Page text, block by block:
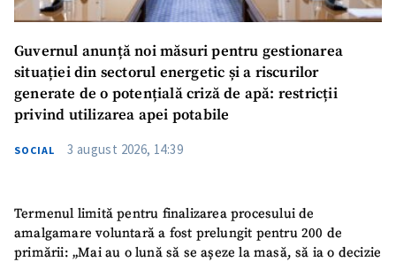
Guvernul anunță noi măsuri pentru gestionarea
situației din sectorul energetic și a riscurilor
generate de o potențială criză de apă: restricții
privind utilizarea apei potabile
SOCIAL 3 august 2026, 14:39
Termenul limită pentru finalizarea procesului de
amalgamare voluntară a fost prelungit pentru 200 de
primării: „Mai au o lună să se așeze la masă, să ia o decizie